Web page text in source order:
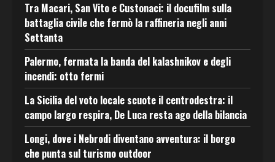
Tra Macari, San Vito e Custonaci: il docufilm sulla
battaglia civile che fermò la raffineria negli anni
Settanta
Palermo, fermata la banda del kalashnikov e degli
incendi: otto fermi
La Sicilia del voto locale scuote il centrodestra: il
campo largo respira, De Luca resta ago della bilancia
Longi, dove i Nebrodi diventano avventura: il borgo
che punta sul turismo outdoor